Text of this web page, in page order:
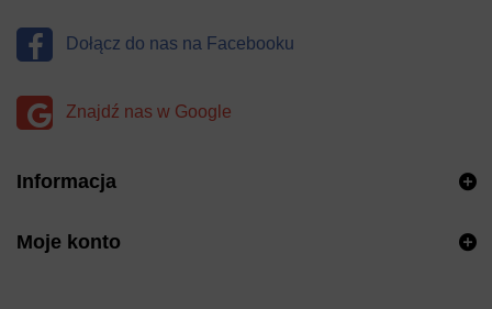
Dołącz do nas na Facebooku
Znajdź nas w Google
Informacja
Moje konto